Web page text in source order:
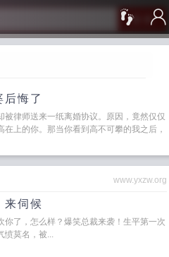
搜 索
后悔了
被律师送来一纸离婚协议。原因，竟然仅仅
上的你。那当你看到高不可攀的我之后，
www.yxzw.org
来伺候
你了，怎么样？爆笑总裁来袭！生平第一次
愤莫名，被...